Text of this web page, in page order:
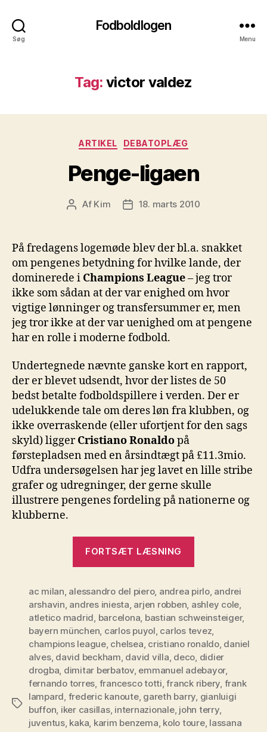
Søg
Fodboldlogen
Menu
Tag: victor valdez
Kategorier
ARTIKEL DEBATOPLÆG
Penge-ligaen
Indlægsforfatter
Af Kim Indlægsdato
18. marts 2010
På fredagens logemøde blev der bl.a. snakket
om pengenes betydning for hvilke lande, der
dominerede i Champions League– jeg tror
ikke som sådan at der var enighed om hvor
vigtige lønninger og transfersummer er, men
jeg tror ikke at der var uenighed om at pengene
har en rolle i moderne fodbold.
Undertegnede nævnte ganske kort en rapport,
der er blevet udsendt, hvor der listes de 50
bedst betalte fodboldspillere i verden. Der er
udelukkende tale om deres løn fra klubben, og
ikke overraskende (eller ufortjent for den sags
skyld) liggerCristiano Ronaldopå
førstepladsen med en årsindtægt på £11.3mio.
Udfra undersøgelsen har jeg lavet en lille stribe
grafer og udregninger, der gerne skulle
illustrere pengenes fordeling på nationerne og
klubberne.
FORTSÆT LÆSNING
Tags
ac milan alessandro del piero, andrea pirlo, andrei
arshavin andres iniesta arjen robben ashley cole
atletico madrid barcelona bastian schweinsteiger,
bayern münchen carlos puyol carlos tevez
champions league, chelsea cristiano ronaldo, daniel
alves, david beckham david villa deco didier
drogba dimitar berbatov, emmanuel adebayor,
fernando torres francesco totti ,franck ribery frank
lampard frederic kanoute, gareth barry gianluigi
buffon iker casillas, internazionale, john terry,
juventus, kaka karim benzema kolo toure, lassana